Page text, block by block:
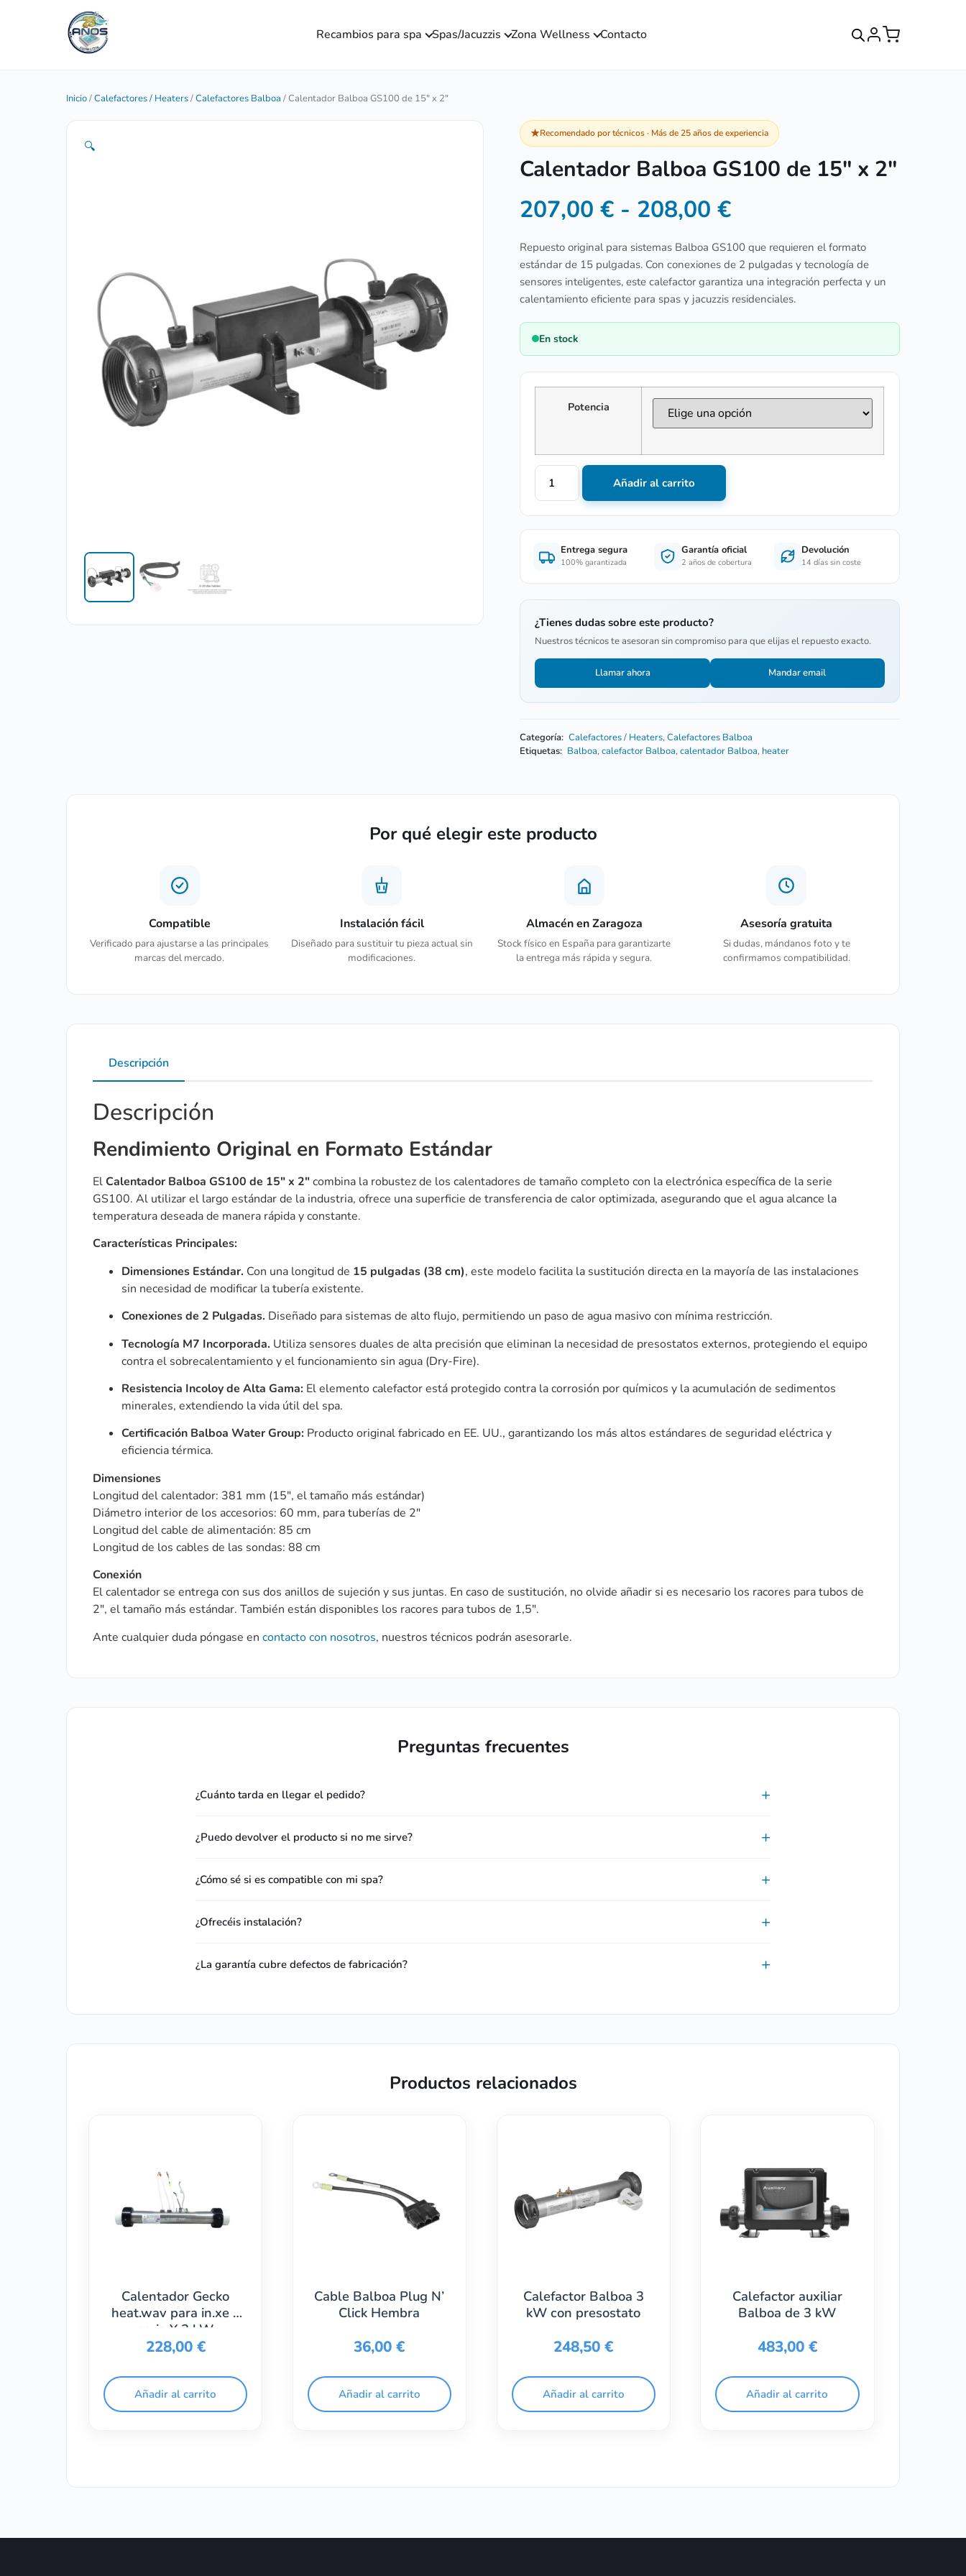
Recambios para spa Spas/Jacuzzis Zona Wellness Contacto
Inicio/Calefactores / Heaters/Calefactores Balboa / Calentador Balboa GS100 de 15″ x 2″
🔍
★Recomendado por técnicos · Más de 25 años de experiencia
Calentador Balboa GS100 de 15″ x 2″
207,00€ - 208,00€
Repuesto original para sistemas Balboa GS100 que requieren el formato
estándar de 15 pulgadas. Con conexiones de 2 pulgadas y tecnología de
sensores inteligentes, este calefactor garantiza una integración perfecta y un
calentamiento eficiente para spas y jacuzzis residenciales.
En stock
Potencia
Añadir al carrito
Entrega segura
100% garantizada
Garantía oficial
2 años de cobertura
Devolución
14 días sin coste
¿Tienes dudas sobre este producto?
Nuestros técnicos te asesoran sin compromiso para que elijas el repuesto exacto.
Llamar ahora Mandar email
Categoría: Calefactores / Heaters,Calefactores Balboa
Etiquetas: Balboa,calefactor Balboa,calentador Balboa, heater
Por qué elegir este producto
Compatible
Verificado para ajustarse a las principales
marcas del mercado.
Instalación fácil
Diseñado para sustituir tu pieza actual sin
modificaciones.
Almacén en Zaragoza
Stock físico en España para garantizarte
la entrega más rápida y segura.
Asesoría gratuita
Si dudas, mándanos foto y te
confirmamos compatibilidad.
Descripción
Descripción
Rendimiento Original en Formato Estándar
ElCalentador Balboa GS100 de 15″ x 2″combina la robustez de los calentadores de tamaño completo con la electrónica específica de la serie
GS100. Al utilizar el largo estándar de la industria, ofrece una superficie de transferencia de calor optimizada, asegurando que el agua alcance la
temperatura deseada de manera rápida y constante.
Características Principales:
Dimensiones Estándar. Con una longitud de 15 pulgadas (38 cm), este modelo facilita la sustitución directa en la mayoría de las instalaciones
sin necesidad de modificar la tubería existente.
Conexiones de 2 Pulgadas. Diseñado para sistemas de alto flujo, permitiendo un paso de agua masivo con mínima restricción.
Tecnología M7 Incorporada. Utiliza sensores duales de alta precisión que eliminan la necesidad de presostatos externos, protegiendo el equipo
contra el sobrecalentamiento y el funcionamiento sin agua (Dry-Fire).
Resistencia Incoloy de Alta Gama: El elemento calefactor está protegido contra la corrosión por químicos y la acumulación de sedimentos
minerales, extendiendo la vida útil del spa.
Certificación Balboa Water Group: Producto original fabricado en EE. UU., garantizando los más altos estándares de seguridad eléctrica y
eficiencia térmica.
Dimensiones
Longitud del calentador: 381 mm (15″, el tamaño más estándar)
Diámetro interior de los accesorios: 60 mm, para tuberías de 2″
Longitud del cable de alimentación: 85 cm
Longitud de los cables de las sondas: 88 cm
Conexión
El calentador se entrega con sus dos anillos de sujeción y sus juntas. En caso de sustitución, no olvide añadir si es necesario los racores para tubos de
2″, el tamaño más estándar. También están disponibles los racores para tubos de 1,5″.
Ante cualquier duda póngase en contacto con nosotros, nuestros técnicos podrán asesorarle.
Preguntas frecuentes
¿Cuánto tarda en llegar el pedido?
¿Puedo devolver el producto si no me sirve?
¿Cómo sé si es compatible con mi spa?
¿Ofrecéis instalación?
¿La garantía cubre defectos de fabricación?
Productos relacionados
Calentador Gecko
heat.wav para in.xe y
serie Y 3 kW
228,00 €
Añadir al carrito
Cable Balboa Plug N’
Click Hembra
36,00€
Añadir al carrito
Calefactor Balboa 3
kW con presostato
248,50€
Añadir al carrito
Calefactor auxiliar
Balboa de 3 kW
483,00 €
Añadir al carrito